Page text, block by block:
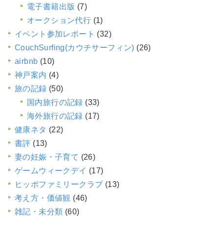
電子書籍出版 (7)
オークション代行 (1)
イベント参加レポート (32)
CouchSurfing(カウチサーフィン) (26)
airbnb (10)
神戸案内 (4)
旅の記録 (50)
国内旅行の記録 (33)
海外旅行の記録 (17)
健康ネタ (22)
書評 (13)
妻の妊娠・子育て (26)
ゲームウィークデイ (17)
ヒッポファミリークラブ (13)
考え方・価値観 (46)
雑記・未分類 (60)